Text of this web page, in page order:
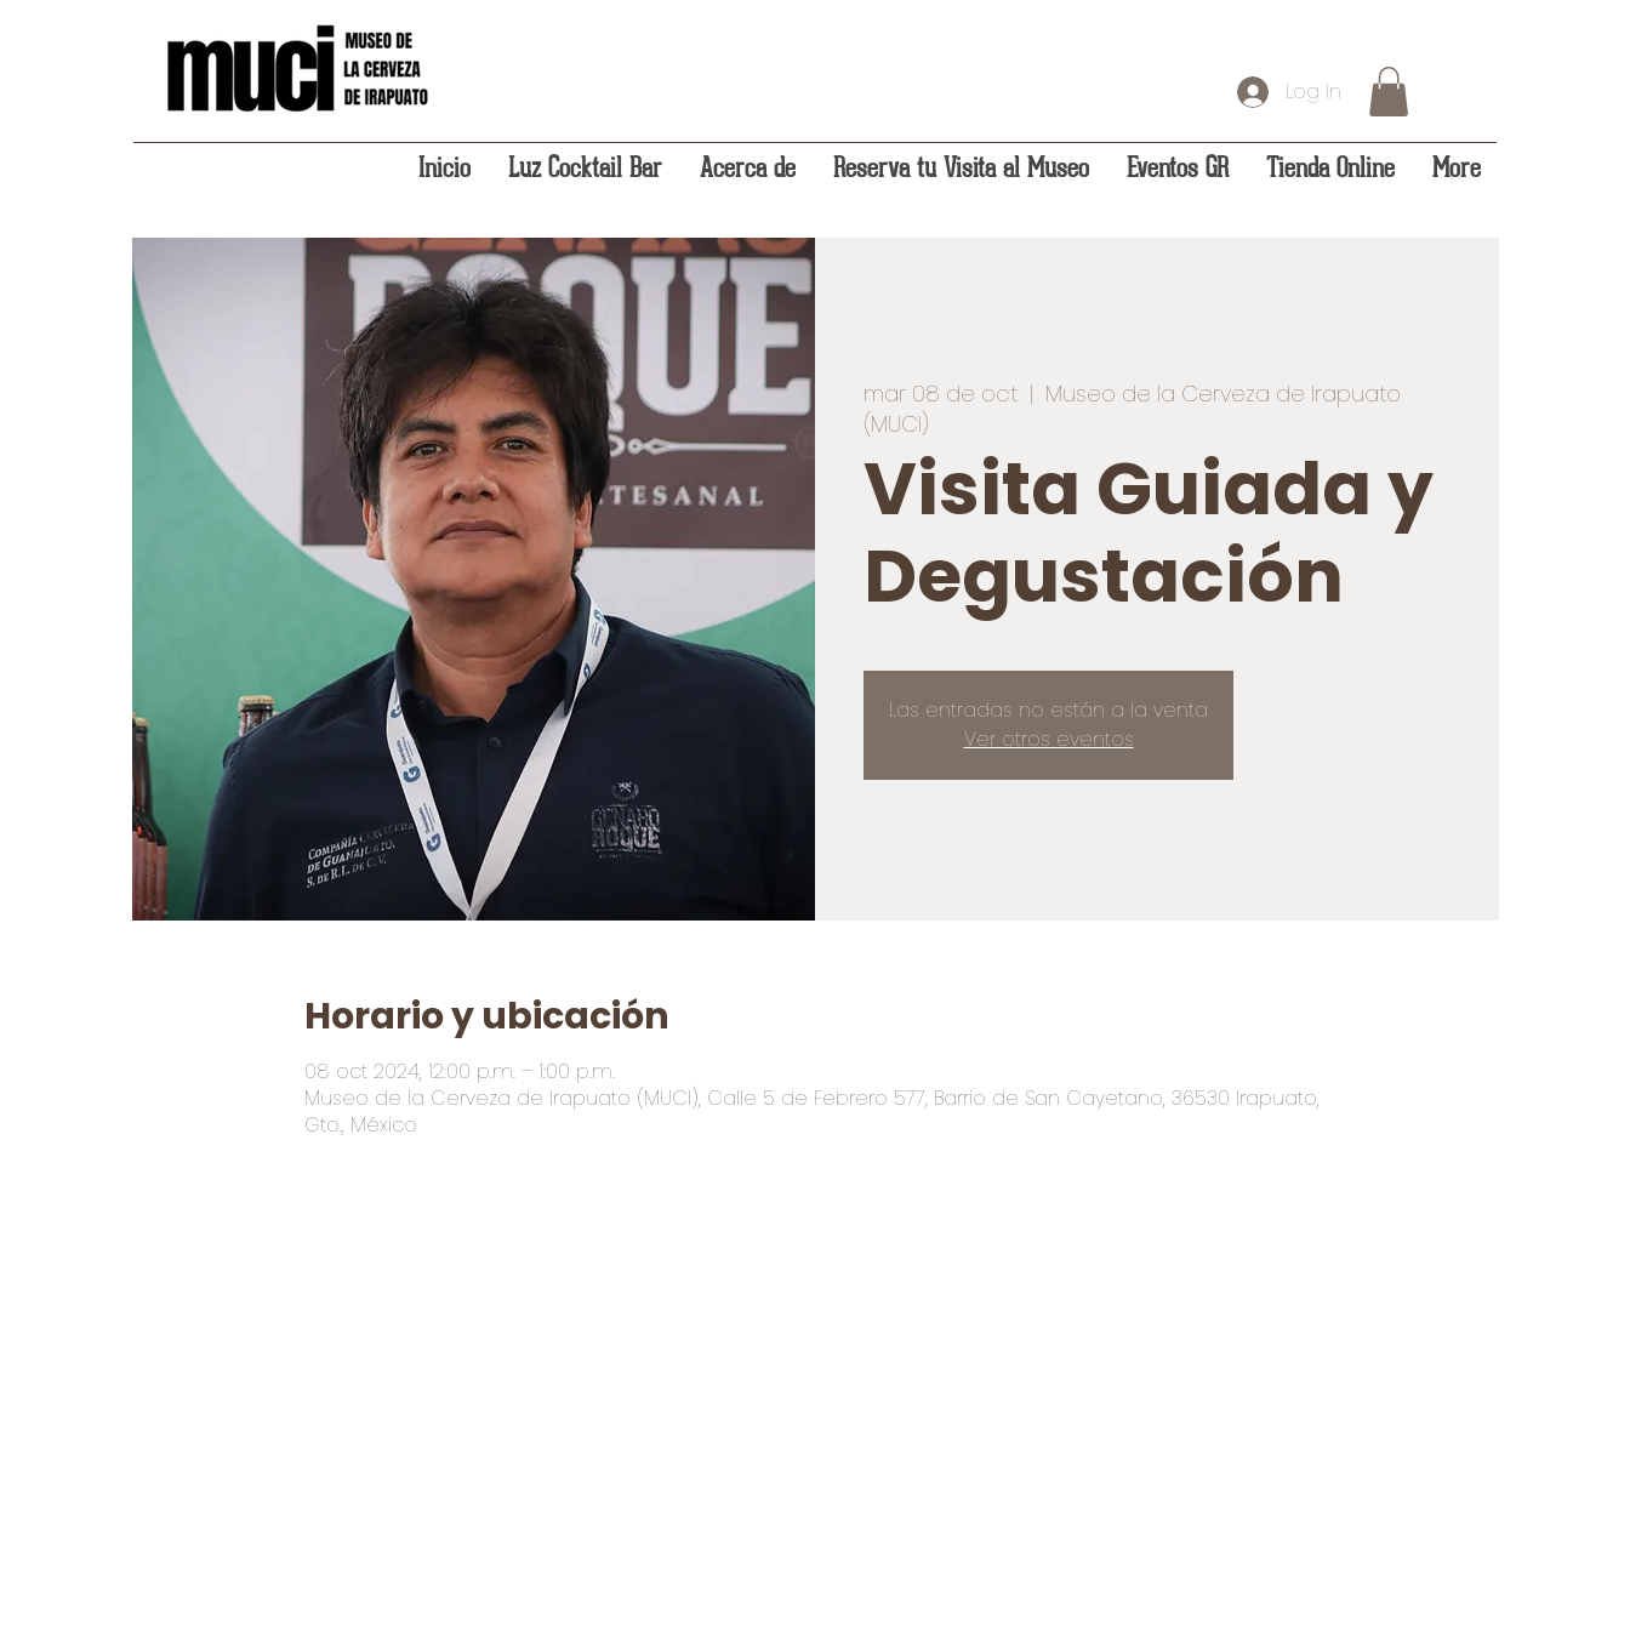
Log In
Inicio Luz Cocktail Bar Acerca de Reserva tu Visita al Museo Eventos GR Tienda Online More
mar 08 de oct
  |
Museo de la Cerveza de Irapuato
(MUCI)
Visita Guiada y
Degustación
Las entradas no están a la venta
Ver otros eventos
Horario y ubicación
08 oct 2024, 12:00 p.m. – 1:00 p.m.
Museo de la Cerveza de Irapuato (MUCI), Calle 5 de Febrero 577, Barrio de San Cayetano, 36530 Irapuato,
Gto., México